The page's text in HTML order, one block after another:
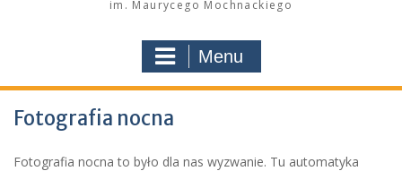
im. Maurycego Mochnackiego
Menu
Fotografia nocna
Fotografia nocna to było dla nas wyzwanie. Tu automatyka